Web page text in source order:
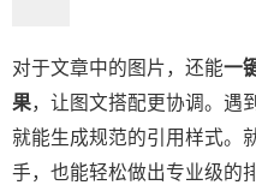
对于文章中的图片，还能一
果，让图文搭配更协调。遇
就能生成规范的引用样式。
手，也能轻松做出专业级的